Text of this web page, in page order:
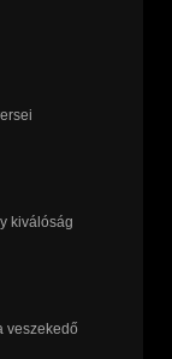
kiválóság
veszekedő